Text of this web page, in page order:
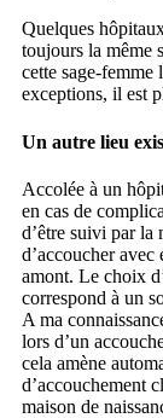
Quelques
toujours la même
cette sage-femme
exceptions, il est
Un autre lieu
Accolée à un
en cas de
d’être suivi par la
d’accoucher avec
amont. Le choix
correspond à un
A ma
lors d’un
cela amène
d’accouchement
maison de